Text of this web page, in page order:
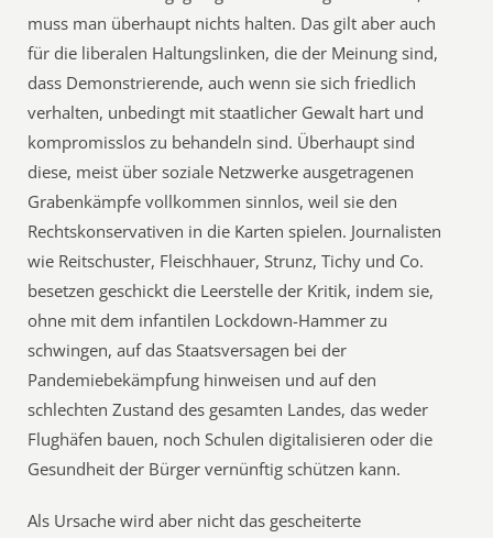
muss man überhaupt nichts halten. Das gilt aber auch
für die liberalen Haltungslinken, die der Meinung sind,
dass Demonstrierende, auch wenn sie sich friedlich
verhalten, unbedingt mit staatlicher Gewalt hart und
kompromisslos zu behandeln sind. Überhaupt sind
diese, meist über soziale Netzwerke ausgetragenen
Grabenkämpfe vollkommen sinnlos, weil sie den
Rechtskonservativen in die Karten spielen. Journalisten
wie Reitschuster, Fleischhauer, Strunz, Tichy und Co.
besetzen geschickt die Leerstelle der Kritik, indem sie,
ohne mit dem infantilen Lockdown-Hammer zu
schwingen, auf das Staatsversagen bei der
Pandemiebekämpfung hinweisen und auf den
schlechten Zustand des gesamten Landes, das weder
Flughäfen bauen, noch Schulen digitalisieren oder die
Gesundheit der Bürger vernünftig schützen kann.
Als Ursache wird aber nicht das gescheiterte